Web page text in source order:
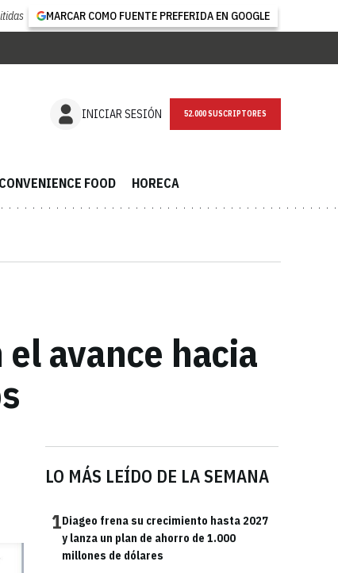
MARCAR COMO FUENTE PREFERIDA EN GOOGLE
INICIAR SESIÓN NEWSLETTER
CONVENIENCE FOOD HORECA
avance hacia
LO MÁS LEÍDO DE LA SEMANA
1Diageo frena su crecimiento hasta 2027
y lanza un plan de ahorro de 1.000
millones de dólares